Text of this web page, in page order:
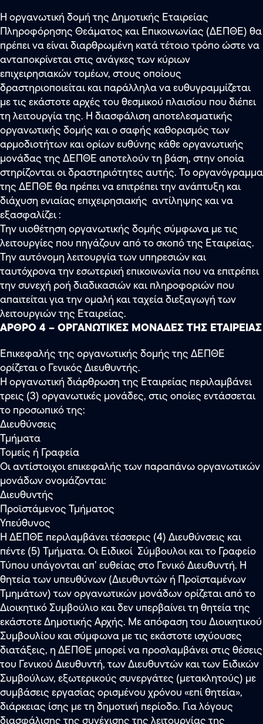
Η οργανωτική δομή της Δημοτικής Εταιρείας
Πληροφόρησης Θεάματος και Επικοινωνίας (ΔΕΠΘΕ) θα
πρέπει να είναι διαρθρωμένη κατά τέτοιο τρόπο ώστε να
ανταποκρίνεται στις ανάγκες των κύριων
επιχειρησιακών τομέων, στους οποίους
δραστηριοποιείται και παράλληλα να ευθυγραμμίζεται
με τις εκάστοτε αρχές του θεσμικού πλαισίου που διέπει
τη λειτουργία της. Η διασφάλιση αποτελεσματικής
οργανωτικής δομής και ο σαφής καθορισμός των
αρμοδιοτήτων και ορίων ευθύνης κάθε οργανωτικής
μονάδας της ΔΕΠΘΕ αποτελούν τη βάση, στην οποία
στηρίζονται οι δραστηριότητες αυτής. Το οργανόγραμμα
της ΔΕΠΘΕ θα πρέπει να επιτρέπει την ανάπτυξη και
διάχυση ενιαίας επιχειρησιακής αντίληψης και να
εξασφαλίζει :
Την υιοθέτηση οργανωτικής δομής σύμφωνα με τις
λειτουργίες που πηγάζουν από το σκοπό της Εταιρείας.
Την αυτόνομη λειτουργία των υπηρεσιών και
ταυτόχρονα την εσωτερική επικοινωνία που να επιτρέπει
την συνεχή ροή διαδικασιών και πληροφοριών που
απαιτείται για την ομαλή και ταχεία διεξαγωγή των
λειτουργιών της Εταιρείας.
ΑΡΘΡΟ 4 – ΟΡΓΑΝΩΤΙΚΕΣ ΜΟΝΑΔΕΣ ΤΗΣ ΕΤΑΙΡΕΙΑΣ
Επικεφαλής της οργανωτικής δομής της ΔΕΠΘΕ
ορίζεται ο Γενικός Διευθυντής.
Η οργανωτική διάρθρωση της Εταιρείας περιλαμβάνει
τρεις (3) οργανωτικές μονάδες, στις οποίες εντάσσεται
το προσωπικό της:
Διευθύνσεις
Τμήματα
Τομείς ή Γραφεία
Οι αντίστοιχοι επικεφαλής των παραπάνω οργανωτικών
μονάδων ονομάζονται:
Διευθυντής
Προϊστάμενος Τμήματος
Υπεύθυνος
Η ΔΕΠΘΕ περιλαμβάνει τέσσερις (4) Διευθύνσεις και
πέντε (5) Τμήματα. Οι Ειδικοί Σύμβουλοι και το Γραφείο
Τύπου υπάγονται απ’ ευθείας στο Γενικό Διευθυντή. Η
θητεία των υπευθύνων (Διευθυντών ή Προϊσταμένων
Τμημάτων) των οργανωτικών μονάδων ορίζεται από το
Διοικητικό Συμβούλιο και δεν υπερβαίνει τη θητεία της
εκάστοτε Δημοτικής Αρχής. Με απόφαση του Διοικητικού
Συμβουλίου και σύμφωνα με τις εκάστοτε ισχύουσες
διατάξεις, η ΔΕΠΘΕ μπορεί να προσλαμβάνει στις θέσεις
του Γενικού Διευθυντή, των Διευθυντών και των Ειδικών
Συμβούλων, εξωτερικούς συνεργάτες (μετακλητούς) με
συμβάσεις εργασίας ορισμένου χρόνου «επί θητεία»,
διάρκειας ίσης με τη δημοτική περίοδο. Για λόγους
διασφάλισης της συνέχισης της λειτουργίας της